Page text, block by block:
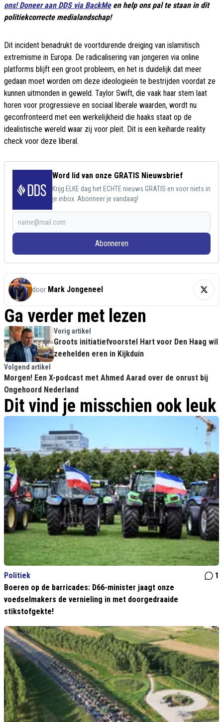
ons! Doneer aan DDS via BackMeen help ons pal te staan in dit
politiekcorrecte medialandschap!
Dit incident benadrukt de voortdurende dreiging van islamitisch
extremisme in Europa. De radicalisering van jongeren via online
platforms blijft een groot probleem, en het is duidelijk dat meer
gedaan moet worden om deze ideologieën te bestrijden voordat ze
kunnen uitmonden in geweld. Taylor Swift, die vaak haar stem laat
horen voor progressieve en sociaal liberale waarden, wordt nu
geconfronteerd met een werkelijkheid die haaks staat op de
idealistische wereld waar zij voor pleit. Dit is een keiharde reality
check voor deze liberal.
Word lid van onze GRATIS Nieuwsbrief
Krijg ELKE dag het ECHTE nieuws GRATIS en voor niets in
je inbox. Abonneer je vandaag!
Abonneren
door Mark Jongeneel
Ga verder met lezen
Vorig artikel
Groots initiatiefvoorstel Hart voor Den Haag wil
zeehelden eren in Kijkduin
Volgend artikel
Morgen! Een X-podcast met Ahmed Aarad over de onrust bij
Ongehoord Nederland
Dit vind je misschien ook leuk
Politiek
1
Boeren op de barricades: D66-minister jaagt onze
voedselmakers de vernieling in met doorgedraaide
stikstofgekte!